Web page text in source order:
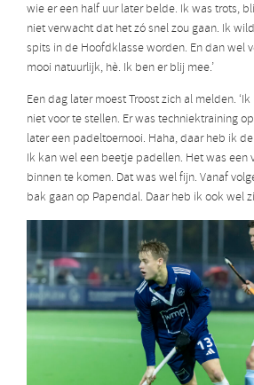
wie er een half uur later belde. Ik was trots,
niet verwacht dat het zó snel zou gaan. Ik
spits in de Hoofdklasse worden. En dan wel
mooi natuurlijk, hè. Ik ben er blij mee.’
Een dag later moest Troost zich al melden.
niet voor te stellen. Er was techniektraining
later een padeltoernooi. Haha, daar heb ik
Ik kan wel een beetje padellen. Het was een
binnen te komen. Dat was wel fijn. Vanaf
bak gaan op Papendal. Daar heb ik ook wel